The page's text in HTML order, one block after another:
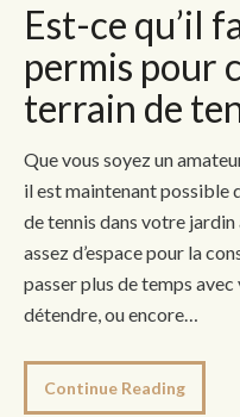
Est-ce qu’il
permis pour
terrain de
Que vous soyez un
il est maintenant possible
de tennis dans votre
assez d’espace pour la
passer plus de temps
détendre, ou encore…
Continue Reading